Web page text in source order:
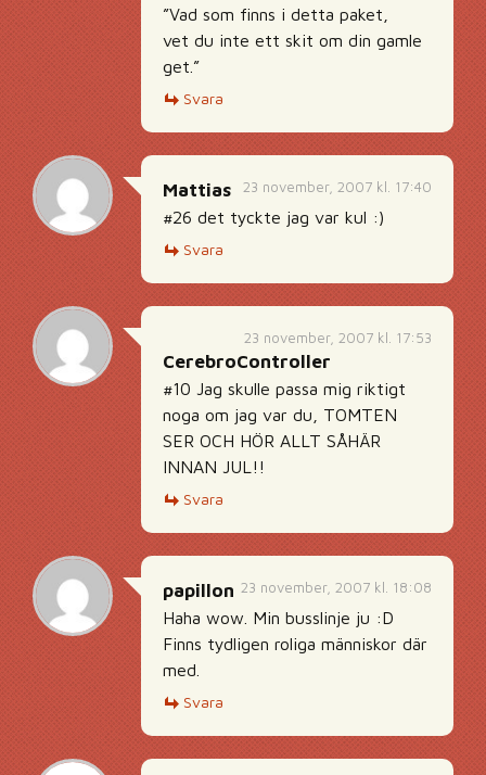
”Vad som finns i detta paket,
vet du inte ett skit om din gamle
get.”
Svara
23 november, 2007 kl. 17:40
Mattias
#26 det tyckte jag var kul :)
Svara
23 november, 2007 kl. 17:53
CerebroController
#10 Jag skulle passa mig riktigt
noga om jag var du, TOMTEN
SER OCH HÖR ALLT SÅHÄR
INNAN JUL!!
Svara
23 november, 2007 kl. 18:08
papillon
Haha wow. Min busslinje ju :D
Finns tydligen roliga människor där
med.
Svara